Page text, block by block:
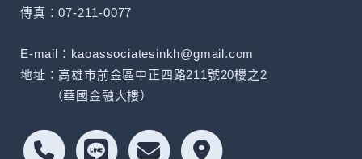
傳真：07-211-0077
E-mail：kaoassociatesinkh@gmail.com
地址：高雄市前金區中正四路211號20樓之2
（華國金融大樓）